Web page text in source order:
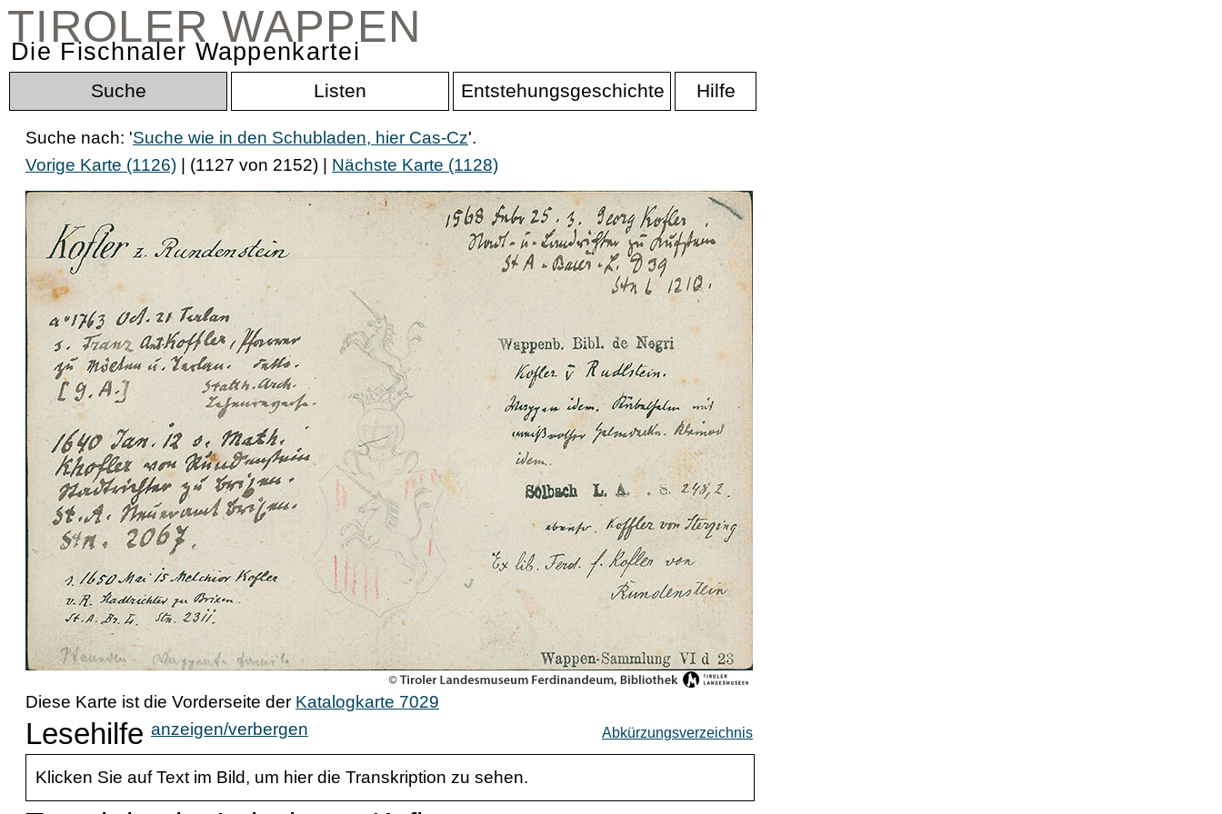
TIROLER WAPPEN
Die Fischnaler Wappenkartei
Suche Listen Entstehungsgeschichte Hilfe
Suche nach: 'Suche wie in den Schubladen, hier Cas-Cz'.
Vorige Karte (1126) | (1127 von 2152) | Nächste Karte (1128)
Diese Karte ist die Vorderseite der Katalogkarte 7029
Lesehilfe anzeigen/verbergen Abkürzungsverzeichnis
Klicken Sie auf Text im Bild, um hier die Transkription zu sehen.